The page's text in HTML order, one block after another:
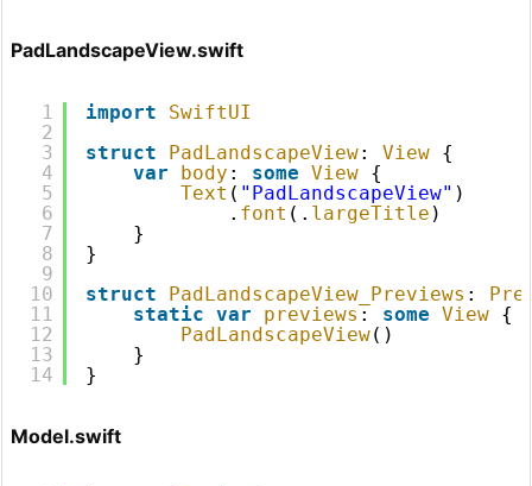
PadLandscapeView.swift
1
2
3
4
5
6
7
8
9
10
11
12
13
14
import
SwiftUI
struct
PadLandscapeView: View {
var
body : some View {
Text ( "PadLandscapeView" )
. font (. largeTitle )
}
}
struct
PadLandscapeView_Previews :
static var previews : some View {
PadLandscapeView()
}
}
Model.swift